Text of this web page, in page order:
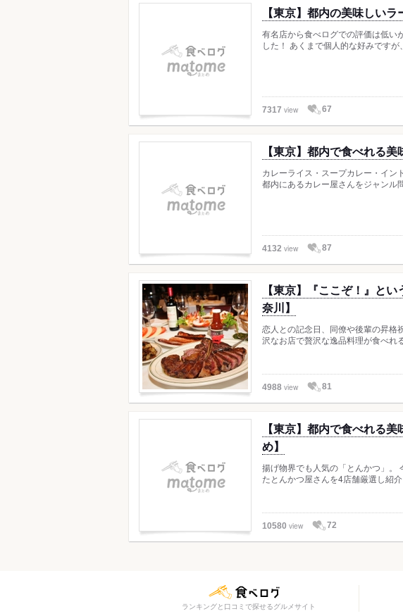
【東京】都内の美味しい
有名店から食べログでの評価は低い
した！ あくまで個人的な好みです
7317 view 67
【東京】都内で食べれる
カレーライス・スープカレー・イン
都内にあるカレー屋さんをジャンル
4132 view 87
【東京】『ここぞ！』と
奈川】
恋人との記念日、同僚や後輩の昇格
沢なお店で贅沢な逸品料理が食べれ
4988 view 81
【東京】都内で食べれる
め】
揚げ物界でも人気の「とんかつ」。
たとんかつ屋さんを4店舗厳選し紹介
10580 view 72
ランキングと口コミで探せるグルメサイト